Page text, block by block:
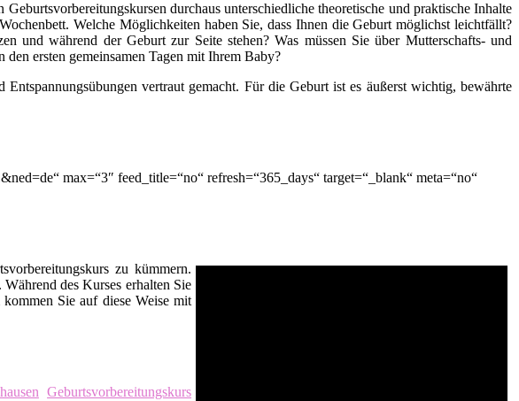
durchaus unterschiedliche theoretische und praktische Inhalte
Welche Möglichkeiten haben Sie, dass Ihnen die Geburt möglichst leichtfällt?
und während der Geburt zur Seite stehen? Was müssen Sie über Mutterschafts- und
ersten gemeinsamen Tagen mit Ihrem Baby?
vertraut gemacht. Für die Geburt ist es äußerst wichtig, bewährte
max=“3″ feed_title=“no“ refresh=“365_days“ target=“_blank“ meta=“no“
zu kümmern.
des Kurses erhalten Sie
Sie auf diese Weise mit
Geburtsvorbereitungskurs